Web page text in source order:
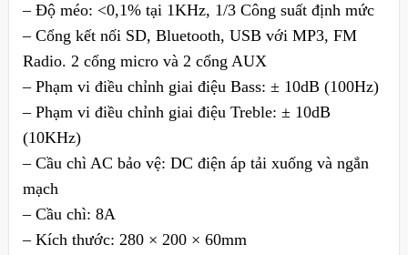
– Độ méo: <0,1% tại 1KHz, 1/3 Công suất định mức
– Cổng kết nối SD, Bluetooth, USB với MP3, FM
Radio. 2 cổng micro và 2 cổng AUX
– Phạm vi điều chỉnh giai điệu Bass: ± 10dB (100Hz)
– Phạm vi điều chỉnh giai điệu Treble: ± 10dB
(10KHz)
– Cầu chì AC bảo vệ: DC điện áp tải xuống và ngắn
mạch
– Cầu chì: 8A
– Kích thước: 280 × 200 × 60mm